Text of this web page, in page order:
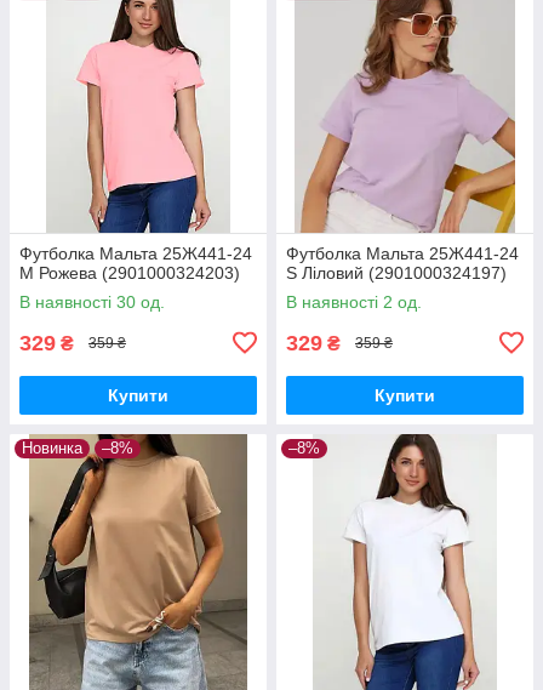
Футболка Мальта 25Ж441-24
M Рожева (2901000324203)
В наявності 30 од.
329 ₴ 359 ₴
Купити
Футболка Мальта 25Ж441-24
S Ліловий (2901000324197)
В наявності 2 од.
329 ₴ 359 ₴
Купити
Новинка –8% –8%